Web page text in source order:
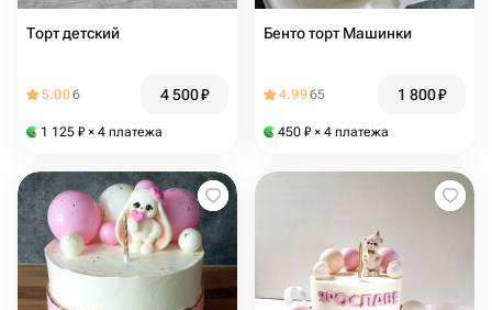
Торт детский
5.006 4 500₽
1 125 ₽ × 4 платежа
Бенто торт Машинки
4.9965 1 800₽
450 ₽ × 4 платежа